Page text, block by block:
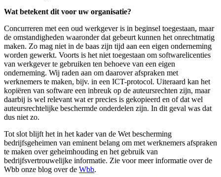
Wat betekent dit voor uw organisatie?
Concurreren met een oud werkgever is in beginsel toegestaan, maar
de omstandigheden waaronder dat gebeurt kunnen het onrechtmatig
maken. Zo mag niet in de baas zijn tijd aan een eigen onderneming
worden gewerkt. Voorts is het niet toegestaan om softwarelicenties
van werkgever te gebruiken ten behoeve van een eigen
onderneming. Wij raden aan om daarover afspraken met
werknemers te maken, bijv. in een ICT-protocol. Uiteraard kan het
kopiëren van software een inbreuk op de auteursrechten zijn, maar
daarbij is wel relevant wat er precies is gekopieerd en of dat wel
auteursrechtelijke beschermde onderdelen zijn. In dit geval was dat
dus niet zo.
Tot slot blijft het in het kader van de Wet bescherming
bedrijfsgeheimen van eminent belang om met werknemers afspraken
te maken over geheimhouding en het gebruik van
bedrijfsvertrouwelijke informatie. Zie voor meer informatie over de
Wbb onze blog over de Wbb.